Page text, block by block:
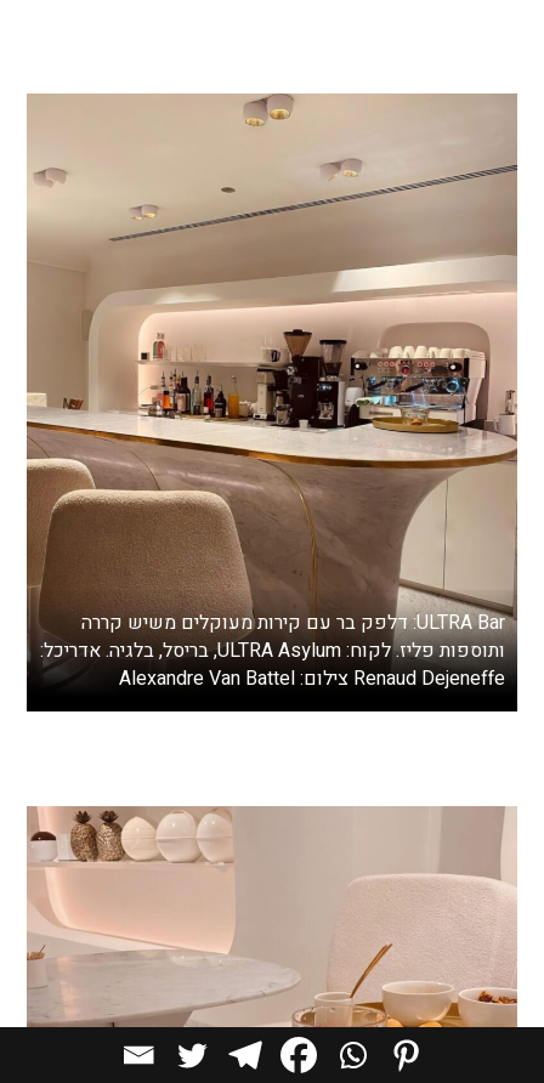
ULTRA Bar: דלפק בר עם קירות מעוקלים משיש קררה
ותוספות פליז. לקוח: ULTRA Asylum, בריסל, בלגיה. אדריכל:
Renaud Dejeneffe צילום: Alexandre Van Battel